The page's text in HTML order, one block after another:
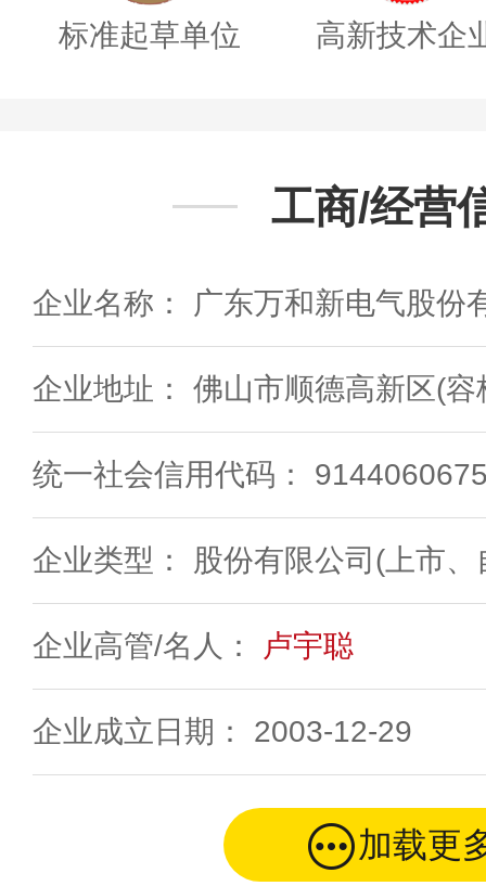
标准起草单位 高新技术企
工商/经营
企业名称： 广东万和新电气股份
企业地址： 佛山市顺德高新区(
统一社会信用代码：
企业类型： 股份有限公司(上市
企业高管/名人： 卢宇聪
企业成立日期： 2003-12-29
加载更